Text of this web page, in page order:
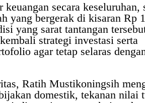
secara keseluruhan,
yang bergerak di kisaran Rp
yang sarat tantangan
strategi investasi serta
agar tetap selaras
Ratih Mustikoningsih
domestik, tekanan nilai